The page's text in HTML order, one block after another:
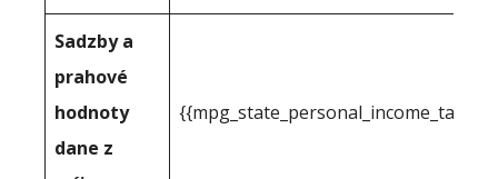
Sadzby a
prahové
hodnoty
dane z